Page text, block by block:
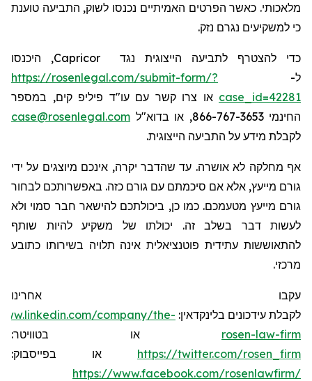
מלאכותי. כאשר הפרטים האמיתיים נכנסו לשוק, התביעה טוענת
כי למשקיעים נגרם נזק.
כדי להצטרף לתביעה הייצוגית נגד Capricor, היכנסו
ל- https://rosenlegal.com/submit-form/?
case_id=42281 או צרו קשר עם עו"ד פיליפ קים, במספר
החינמי 866-767-3653, או בדוא"ל
case@rosenlegal.com
לקבלת מידע על התביעה הייצוגית.
אף מחלקה לא אושרה. עד שהדבר יקרה, אינכם מיוצגים על ידי
גורם מייעץ, אלא אם סיכמתם עם גורם כזה. באפשרותכם לבחור
גורם מייעץ מטעמכם. כמו כן, ביכולתכם להישאר חבר סמוי ולא
לעשות דבר בשלב זה. יכולתו של משקיע להיות שותף
להתאוששות עתידית פוטנציאלית אינה תלויה בשירותו כתובע
מרכזי.
עקבו אחרינו
לקבלת עידכונים בלינקדאין: company/the-
rosen-law-firm או בטוויטר:
https://twitter.com/rosen_firm או בפייסבוק:
https://www.facebook.com/rosenlawfirm/